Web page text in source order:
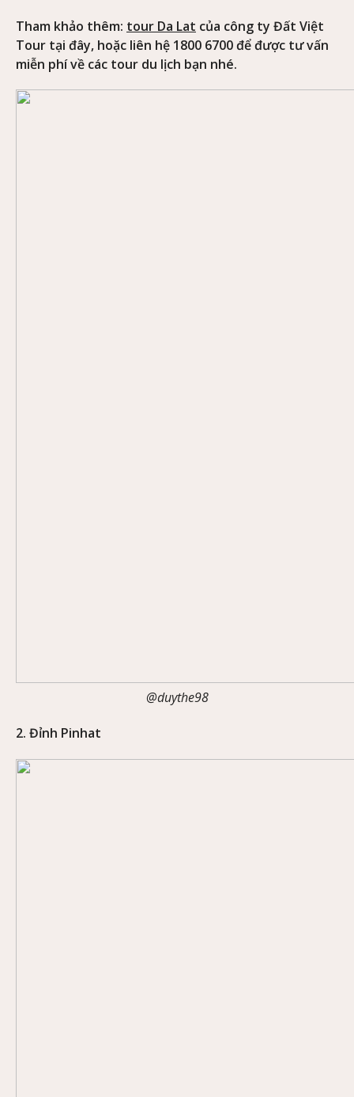
Tham khảo thêm: tour Da Lat của công ty Đất Việt
Tour tại đây, hoặc liên hệ 1800 6700 để được tư vấn
miễn phí về các tour du lịch bạn nhé.
@duythe98
2. Đỉnh Pinhat